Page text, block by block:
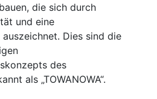
die sich durch
und eine
Dies sind die
des
als „TOWANOWA“.